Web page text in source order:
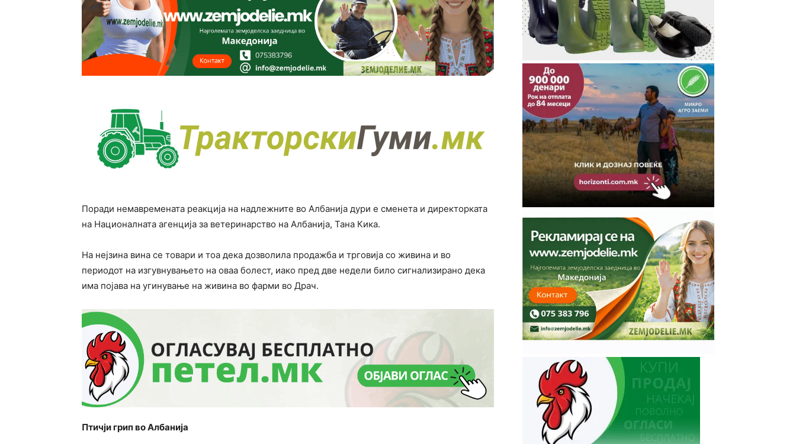
Поради немавремената реакција на надлежните во Албанија дури е сменета и директорката
на Националната агенција за ветеринарство на Албанија, Тана Кика.
На нејзина вина се товари и тоа дека дозволила продажба и трговија со живина и во
периодот на изгувнувањето на оваа болест, иако пред две недели било сигнализирано дека
има појава на угинување на живина во фарми во Драч.
Птичји грип во Албанија